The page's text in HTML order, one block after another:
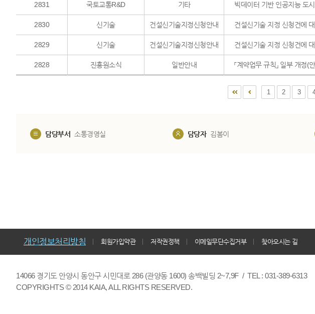
2831 국토교통R&D 기타 빅데이터 기반 인공지능 도
2830 신기술 건설신기술지정신청안내 건설신기술 지정 신청건에
2829 신기술 건설신기술지정신청안내 건설신기술 지정 신청건에
2828 진흥원소식 일반안내 「계약업무 규칙」 일부 개정(
1 2 3
담당부서 소통경영실 담당자 김봄이
개인정보처리방침 회원가입약관 저작권정책 이메일무단수집거부 찾아오시는 길
14066 경기도 안양시 동안구 시민대로 286 (관양동 1600) 송백빌딩 2~7,9F / TEL : 031-389-6313
COPYRIGHTS © 2014 KAIA, ALL RIGHTS RESERVED.